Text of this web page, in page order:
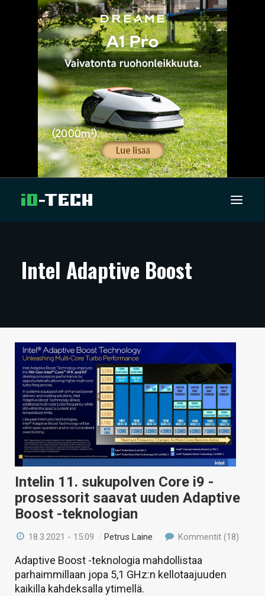
ARTIKKELIT
TECHBBS
TIETOA
HINTA.FI
KAUPPA
VAIHDA TEEMA
HAKU
Intel Adaptive Boost
Intelin 11. sukupolven Core i9 -
prosessorit saavat uuden Adaptive
Boost -teknologian
18.3.2021 - 15:09 /Petrus Laine Kommentit (18)
Adaptive Boost -teknologia mahdollistaa
parhaimmillaan jopa 5,1 GHz:n kellotaajuuden
kaikilla kahdeksalla ytimellä.